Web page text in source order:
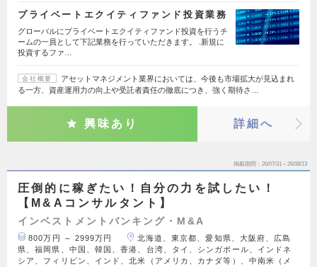
プライベートエクイティファンド投資業務
グローバルにプライベートエクイティファンド投資を行うチ
ームの一員として下記業務を行っていただきます。 .新規に
投資するファ…
会社概要
アセットマネジメント業界においては、今後も市場拡大が見込まれ
る一方、資産運用力の向上や受託者責任の徹底につき、強く期待さ…
興味あり 詳細へ
掲載期間 26/07/31～26/08/13
圧倒的に稼ぎたい！自分の力を試したい！
【M&Aコンサルタント】
インベストメントバンキング・M&A
800万円 ～ 2999万円
北海道、東京都、愛知県、大阪府、広島
県、福岡県、中国、韓国、香港、台湾、タイ、シンガポール、インドネ
シア、フィリピン、インド、北米（アメリカ、カナダ等）、中南米（メ